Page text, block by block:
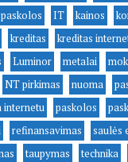
IT kainos
kreditas kreditas
Luminor metalai
NT pirkimas nuoma
internetu
paskolos
refinansavimas saulės
taupymas technika